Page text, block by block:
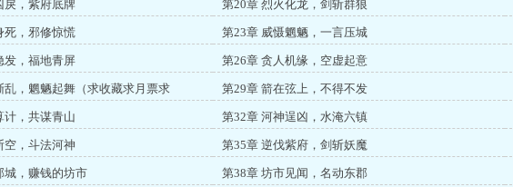
戾，紫府底牌 第20章 烈火化龙，剑斩群狼
死，邪修惊慌 第23章 威慑魍魉，一言压城
发，福地青屏 第26章 贪人机缘，空虚起意
乱，魍魉起舞（求收藏求月票求 第29章 箭在弦上，不得不发
计，共谋青山 第32章 河神逞凶，水淹六镇
空，斗法河神 第35章 逆伐紫府，剑斩妖魔
城，赚钱的坊市 第38章 坊市见闻，名动东郡